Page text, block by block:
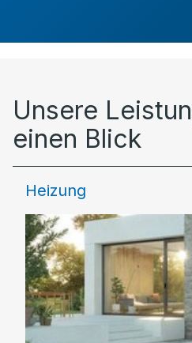
Unsere
einen Blick
Heizung